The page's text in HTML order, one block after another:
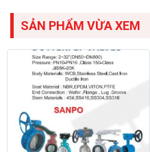
SẢN PHẨM VỪA XEM